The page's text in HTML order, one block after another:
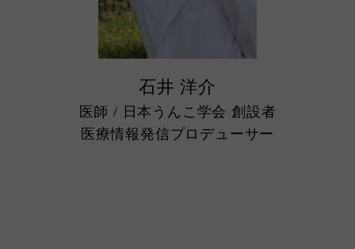
石井 洋介
医師 / 日本うんこ学会 創設者
医療情報発信プロデューサー